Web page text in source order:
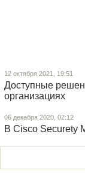
12 октября 2021, 19:51
Доступные
организациях
06 декабря 2020, 02:12
В Cisco Securety